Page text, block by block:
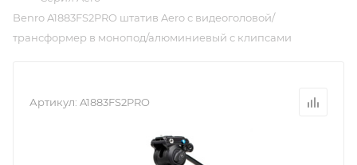
Benro A1883FS2PRO штатив Aero с видеоголовой/
трансформер в монопод/алюминиевый с клипсами
Артикул: A1883FS2PRO